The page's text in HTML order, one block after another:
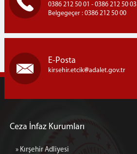
0386 212 50 01 - 0386 212 50 03
Belgegeçer : 0386 212 50 00
E-Posta
kirsehir.etcik adalet.gov.tr
Ceza İnfaz Kurumları
» Kırşehir Adliyesi